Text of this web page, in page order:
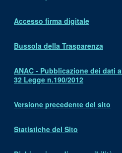
Accesso firma digitale
Bussola della Trasparenza
ANAC - Pubblicazione dei dati
32 Legge n.190/2012
Versione precedente del sito
Statistiche del Sito